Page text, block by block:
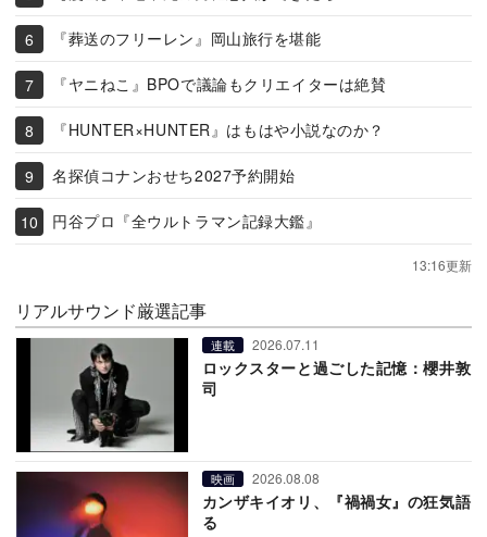
『葬送のフリーレン』岡山旅行を堪能
『ヤニねこ』BPOで議論もクリエイターは絶賛
『HUNTER×HUNTER』はもはや小説なのか？
名探偵コナンおせち2027予約開始
円谷プロ『全ウルトラマン記録大鑑』
13:16更新
リアルサウンド厳選記事
連載 2026.07.11
ロックスターと過ごした記憶：櫻井敦
司
映画 2026.08.08
カンザキイオリ、『禍禍女』の狂気語
る